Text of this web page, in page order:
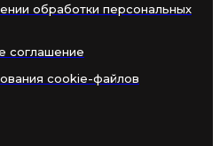
обработки персональных
соглашение
cookie-файлов